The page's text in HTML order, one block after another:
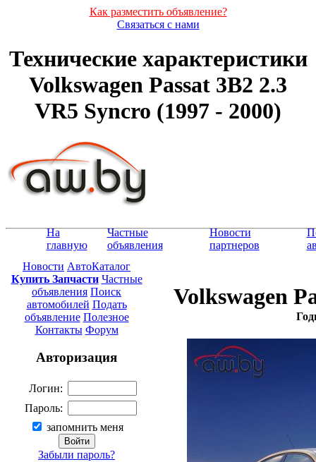
Как разместить объявление?
Связаться с нами
Технические характеристики
Volkswagen Passat 3B2 2.3
VR5 Syncro (1997 - 2000)
На
главную
Частные
объявления
Новости
партнеров
Новости АвтоКаталог
Купить Запчасти Частные
объявления Поиск
автомобилей Подать
объявление Полезное
Контакты Форум
Авторизация
Логин:
Пароль:
запомнить меня
Забыли пароль?
Volkswagen